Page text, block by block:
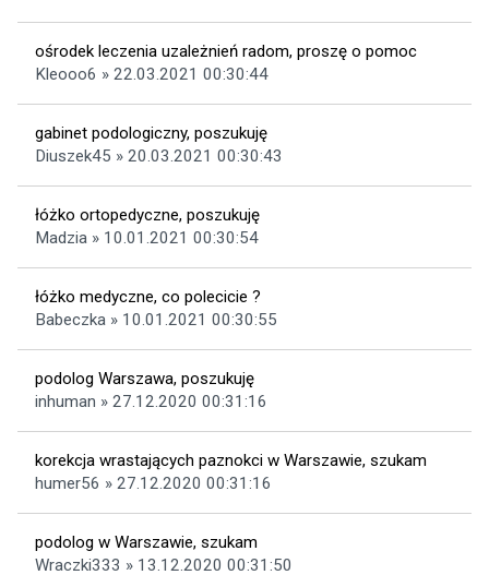
ośrodek leczenia uzależnień radom, proszę o pomoc
Kleooo6 » 22.03.2021 00:30:44
gabinet podologiczny, poszukuję
Diuszek45 » 20.03.2021 00:30:43
łóżko ortopedyczne, poszukuję
Madzia » 10.01.2021 00:30:54
łóżko medyczne, co polecicie ?
Babeczka » 10.01.2021 00:30:55
podolog Warszawa, poszukuję
inhuman » 27.12.2020 00:31:16
korekcja wrastających paznokci w Warszawie, szukam
humer56 » 27.12.2020 00:31:16
podolog w Warszawie, szukam
Wraczki333 » 13.12.2020 00:31:50